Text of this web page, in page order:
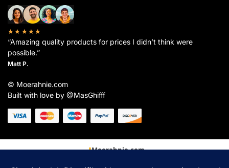
★★★★★
“Amazing quality products for prices I didn’t think were
possible.”
Matt P.
© Moerahnie.com
Built with love by @MasGhifff
Moerahnie.com